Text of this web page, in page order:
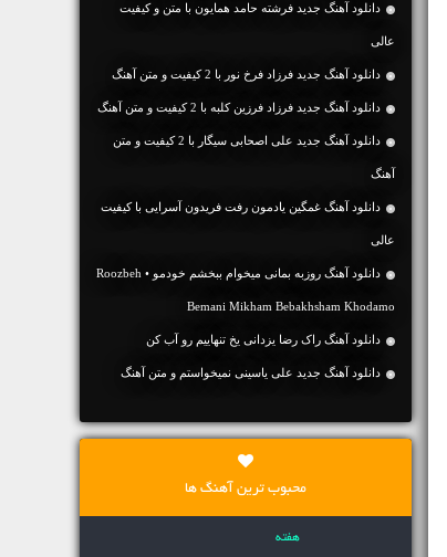
دانلود آهنگ جديد فرشته حامد همایون با متن و کیفیت
عالی
دانلود آهنگ جديد فرزاد فرخ نور با 2 کیفیت و متن آهنگ
دانلود آهنگ جديد فرزاد فرزین کلبه با 2 کیفیت و متن آهنگ
دانلود آهنگ جديد علی اصحابی سیگار با 2 کیفیت و متن
آهنگ
دانلود آهنگ غمگین یادمون رفت فریدون آسرایی با کیفیت
عالی
دانلود آهنگ روزبه بمانی میخوام ببخشم خودمو • Roozbeh
Bemani Mikham Bebakhsham Khodamo
دانلود آهنگ راک رضا یزدانی یخ تنهاییم رو آب کن
دانلود آهنگ جديد علی یاسینی نمیخواستم و متن آهنگ
محبوب ترین آهنگ ها
هفته